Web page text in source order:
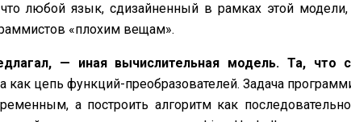
любой язык, сдизайненный в рамках этой модели,
«плохим вещам».
— иная вычислительная модель. Та, что
как цепь функций-преобразователей. Задача
а построить алгоритм как